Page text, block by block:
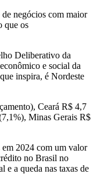
negócios com maior
que os
Deliberativo da
e social da
inspira, é Nordeste
Ceará R$ 4,7
Minas Gerais R$
2024 com um valor
no Brasil no
e a queda nas taxas de